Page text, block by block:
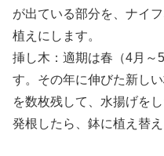
が出ている部分を、ナイ
植えにします。
挿し木：適期は春（4月～
す。その年に伸びた新し
を数枚残して、水揚げを
発根したら、鉢に植え替え